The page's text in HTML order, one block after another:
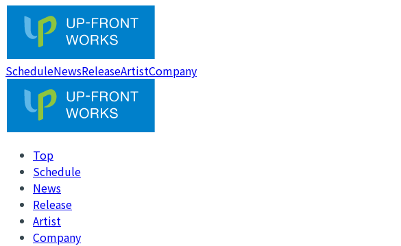
ScheduleNewsReleaseArtistCompany
Top
Schedule
News
Release
Artist
Company